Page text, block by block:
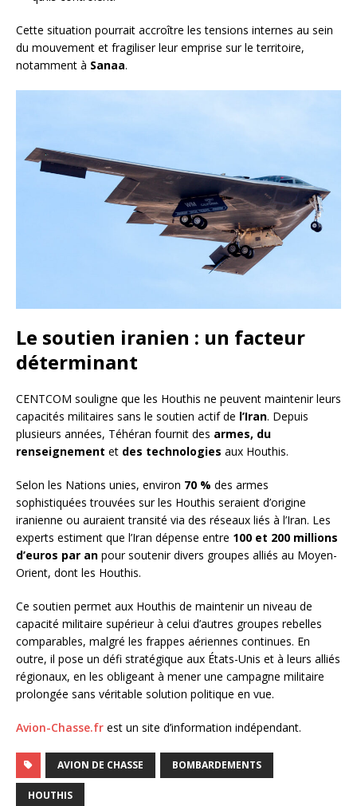
Cette situation pourrait accroître les tensions internes au sein
du mouvement et fragiliser leur emprise sur le territoire,
notamment à Sanaa.
Le soutien iranien : un facteur
déterminant
CENTCOM souligne que les Houthis ne peuvent maintenir leurs
capacités militaires sans le soutien actif de l’Iran. Depuis
plusieurs années, Téhéran fournit des armes, du
renseignement et des technologies aux Houthis.
Selon les Nations unies, environ 70 % des armes
sophistiquées trouvées sur les Houthis seraient d’origine
iranienne ou auraient transité via des réseaux liés à l’Iran. Les
experts estiment que l’Iran dépense entre 100 et 200 millions
d’euros par an pour soutenir divers groupes alliés au Moyen-
Orient, dont les Houthis.
Ce soutien permet aux Houthis de maintenir un niveau de
capacité militaire supérieur à celui d’autres groupes rebelles
comparables, malgré les frappes aériennes continues. En
outre, il pose un défi stratégique aux États-Unis et à leurs alliés
régionaux, en les obligeant à mener une campagne militaire
prolongée sans véritable solution politique en vue.
Avion-Chasse.fr est un site d’information indépendant.
AVION DE CHASSE BOMBARDEMENTS
HOUTHIS